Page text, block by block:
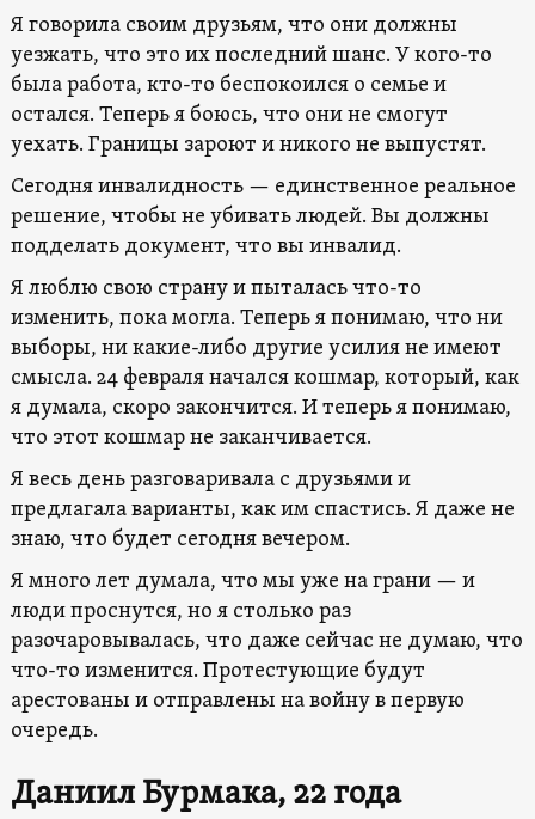
Я говорила своим друзьям, что они должны
уезжать, что это их последний шанс. У кого-то
была работа, кто-то беспокоился о семье и
остался. Теперь я боюсь, что они не смогут
уехать. Границы зароют и никого не выпустят.
Сегодня инвалидность — единственное реальное
решение, чтобы не убивать людей. Вы должны
подделать документ, что вы инвалид.
Я люблю свою страну и пыталась что-то
изменить, пока могла. Теперь я понимаю, что ни
выборы, ни какие-либо другие усилия не имеют
смысла. 24 февраля начался кошмар, который, как
я думала, скоро закончится. И теперь я понимаю,
что этот кошмар не заканчивается.
Я весь день разговаривала с друзьями и
предлагала варианты, как им спастись. Я даже не
знаю, что будет сегодня вечером.
Я много лет думала, что мы уже на грани — и
люди проснутся, но я столько раз
разочаровывалась, что даже сейчас не думаю, что
что-то изменится. Протестующие будут
арестованы и отправлены на войну в первую
очередь.
Даниил Бурмака, 22 года